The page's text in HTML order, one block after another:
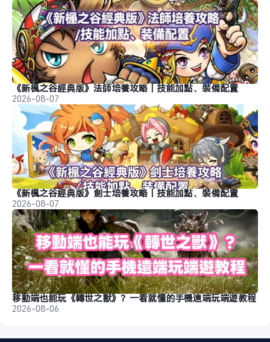
《新楓之谷經典版》法師培養攻略｜技能加點、裝備配置
2026-08-07
《新楓之谷經典版》劍士培養攻略｜技能加點、裝備配置
2026-08-07
移動端也能玩《轉世之獸》？一看就懂的手機遠端玩端遊教程
2026-08-06